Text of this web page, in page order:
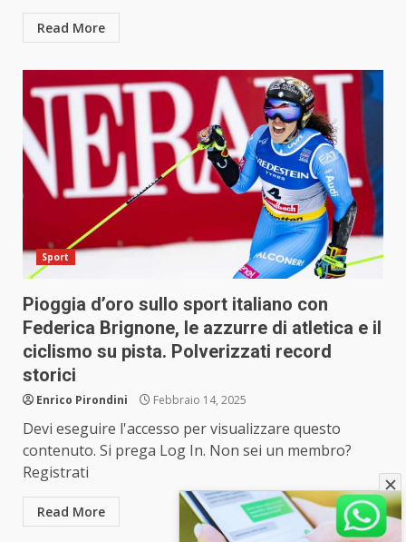
Read More
Sport
Pioggia d’oro sullo sport italiano con
Federica Brignone, le azzurre di atletica e il
ciclismo su pista. Polverizzati record
storici
Enrico Pirondini Febbraio 14, 2025
Devi eseguire l'accesso per visualizzare questo
contenuto. Si prega Log In. Non sei un membro?
Registrati
Read More